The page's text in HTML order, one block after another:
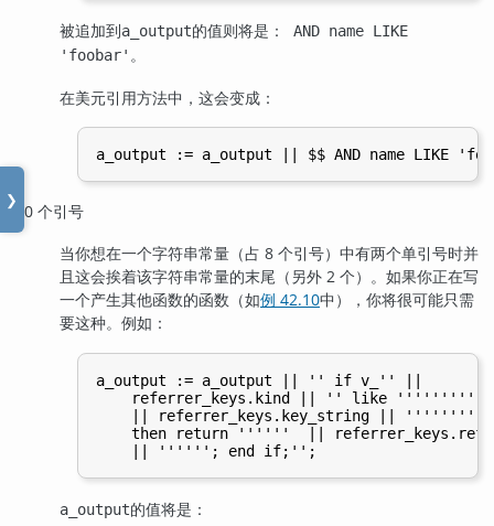
❯
被追加到a_output的值则将是：
AND name LIKE
'foobar' 。
在美元引用方法中，这会变成：
10 个引号
当你想在一个字符串常量（占 8 个引号）中有两个单引号时并
且这会挨着该字符串常量的末尾（另外 2 个）。如果你正在写
一个产生其他函数的函数（如例 42.10中），你将很可能只需
要这种。例如：
a_output := a_output || '' if v_'' ||
    referrer_keys.kind || '' like ''''''''''
    || referrer_keys.key_string || ''''''''''
then return ''''''  ||
a_output的值将是：